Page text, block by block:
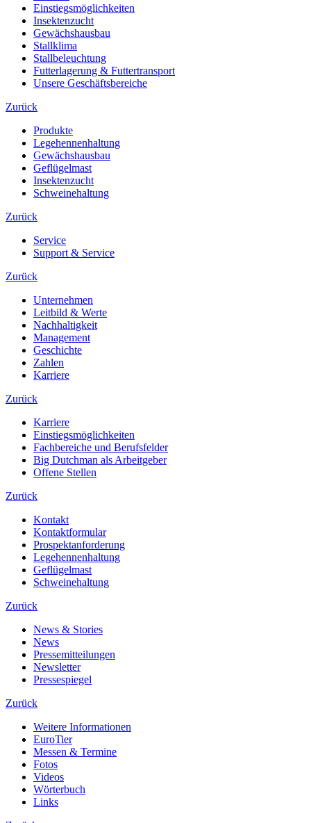
Einstiegsmöglichkeiten
Insektenzucht
Gewächshausbau
Stallklima
Stallbeleuchtung
Futterlagerung & Futtertransport
Unsere Geschäftsbereiche
Zurück
Produkte
Legehennenhaltung
Gewächshausbau
Geflügelmast
Insektenzucht
Schweinehaltung
Zurück
Service
Support & Service
Zurück
Unternehmen
Leitbild & Werte
Nachhaltigkeit
Management
Geschichte
Zahlen
Karriere
Zurück
Karriere
Einstiegsmöglichkeiten
Fachbereiche und Berufsfelder
Big Dutchman als Arbeitgeber
Offene Stellen
Zurück
Kontakt
Kontaktformular
Prospektanforderung
Legehennenhaltung
Geflügelmast
Schweinehaltung
Zurück
News & Stories
News
Pressemitteilungen
Newsletter
Pressespiegel
Zurück
Weitere Informationen
EuroTier
Messen & Termine
Fotos
Videos
Wörterbuch
Links